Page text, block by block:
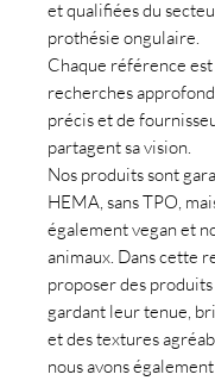
et qualifiées du
prothésie ongulaire.
Chaque référence
recherches
précis et de
partagent sa vision.
Nos produits sont
HEMA, sans TPO,
également vegan et
animaux. Dans cette
proposer des
gardant leur tenue,
et des textures
nous avons